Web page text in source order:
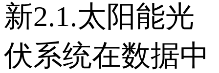
新 2.1.太阳能光
伏系统在数据中